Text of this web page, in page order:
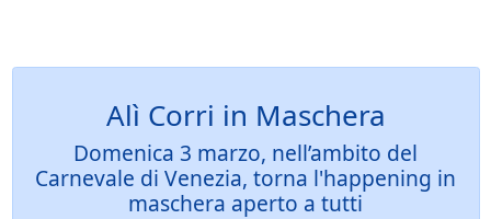
Alì Corri in Maschera
Domenica 3 marzo, nell’ambito del
Carnevale di Venezia, torna l'happening in
maschera aperto a tutti